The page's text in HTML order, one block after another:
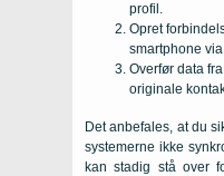
profil.
Opret
smartphone via
Overfør data
originale
Det anbefales, at du
systemerne ikke
kan stadig stå over